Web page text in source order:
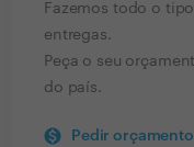
Fazemos todo o
entregas.
Peça o seu
do país.
Pedir